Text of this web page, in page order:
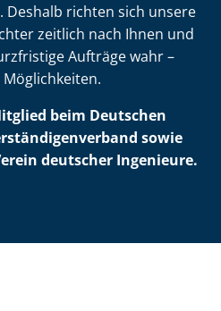
Deshalb richten sich unsere
zeitlich nach Ihnen und
Aufträge wahr –
beim Deutschen
sowie
deutscher Ingenieure.